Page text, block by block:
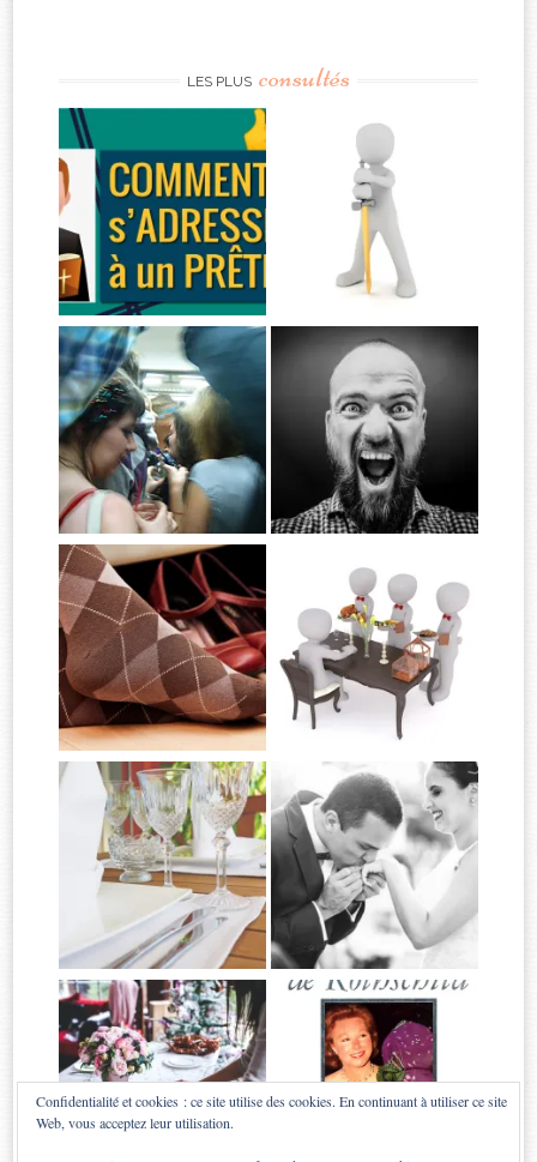
LES PLUS consultés
Confidentialité et cookies : ce site utilise des cookies. En continuant à utiliser ce site
Web, vous acceptez leur utilisation.